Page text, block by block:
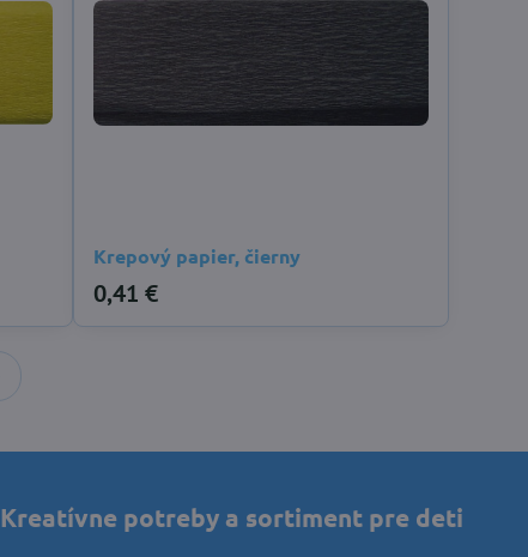
Krepový papier, čierny
0,41 €
Kreatívne potreby a sortiment pre deti